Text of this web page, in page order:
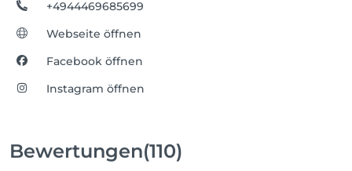
+4944469685699
Webseite öffnen
Facebook öffnen
Instagram öffnen
Bewertungen(110)